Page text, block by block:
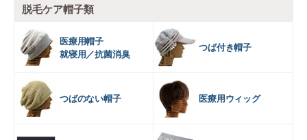
脱毛ケア帽子類
医療用帽子
就寝用／抗菌消臭
つば付き帽子
つばのない帽子 医療用ウィッグ